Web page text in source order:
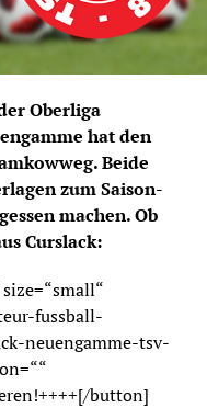
Oberliga
hat den
Beide
zum Saison-
machen. Ob
Curslack:
fussball-
neuengamme-tsv-
button]